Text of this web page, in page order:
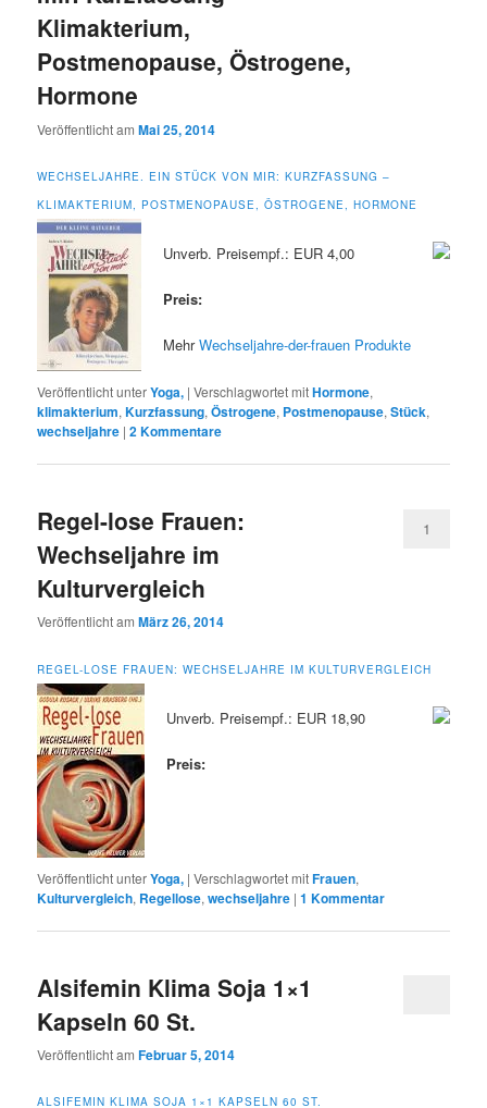
Klimakterium,
Postmenopause, Östrogene,
Hormone
Veröffentlicht amMai 25, 2014
WECHSELJAHRE. EIN STÜCK VON MIR: KURZFASSUNG –
KLIMAKTERIUM, POSTMENOPAUSE, ÖSTROGENE, HORMONE
Unverb. Preisempf.: EUR 4,00
Preis:
MehrWechseljahre-der-frauen Produkte
Veröffentlicht unterYoga, |Verschlagwortet mitHormone,
klimakterium,Kurzfassung,Östrogene, Postmenopause,Stück,
wechseljahre |2Kommentare
Regel-lose Frauen:
Wechseljahre im
Kulturvergleich
Veröffentlicht amMärz 26, 2014
1
REGEL-LOSE FRAUEN: WECHSELJAHRE IM KULTURVERGLEICH
Unverb. Preisempf.: EUR 18,90
Preis:
Veröffentlicht unterYoga, |Verschlagwortet mitFrauen,
Kulturvergleich, Regellose,wechseljahre |1 Kommentar
Alsifemin Klima Soja 1×1
Kapseln 60 St.
Veröffentlicht amFebruar 5, 2014
ALSIFEMIN KLIMA SOJA 1×1 KAPSELN 60 ST.